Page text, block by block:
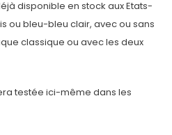
disponible en stock aux Etats-
ou bleu-bleu clair, avec ou sans
classique ou avec les deux
testée ici-même dans les